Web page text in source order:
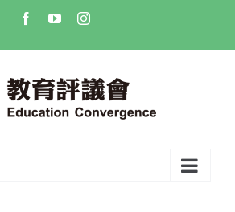
FacebookYouTubeInstagram